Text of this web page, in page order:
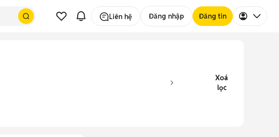
Liên hệ Đăng nhập Đăng tin
Xoá
lọc